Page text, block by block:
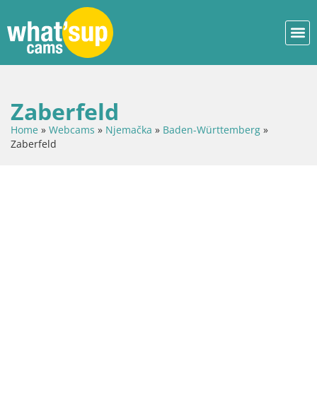
Zaberfeld
Home » Webcams » Njemačka » Baden-Württemberg »
Zaberfeld